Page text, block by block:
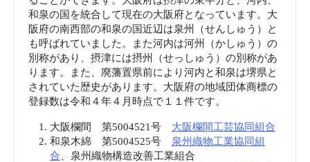
和泉の国を統合して現在の大阪府となっています。大
阪府の南西部の和泉の国近辺は泉州（せんしゅう）と
も呼ばれていました。また河内は河州（かしゅう）の
別称があり、摂津には摂州（せっしゅう）の別称があ
ります。また、廃藩置県前により河内と和泉は堺県と
されていた歴史があります。大阪府の地域団体商標の
登録数は令和４年４月時点で１１件です。
大阪欄間 第5004521号 大阪欄間工芸協同組合
和泉木綿 第5004525号 泉州織物工業協同組
合 、泉州織物構造改善工業組合